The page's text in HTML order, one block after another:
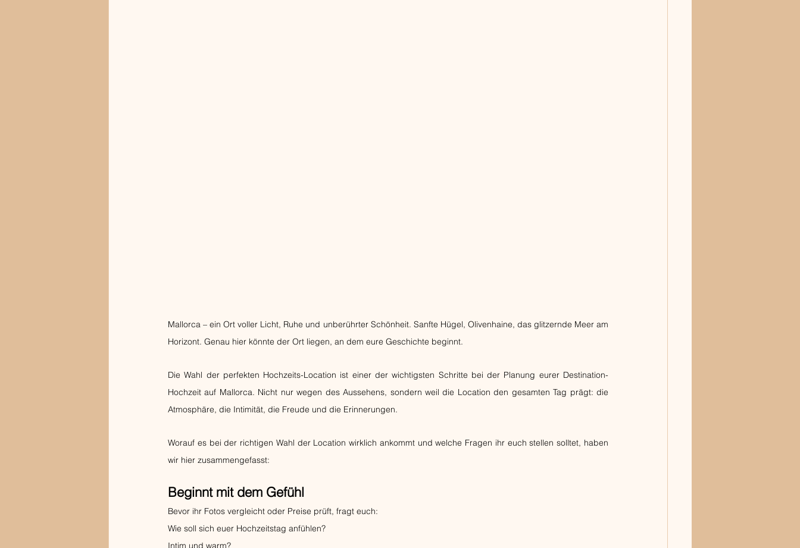
Mallorca – ein Ort voller Licht, Ruhe und unberührter Schönheit. Sanfte Hügel, Olivenhaine, das glitzernde Meer am
Horizont. Genau hier könnte der Ort liegen, an dem eure Geschichte beginnt.
Die Wahl der perfekten Hochzeits-Location ist einer der wichtigsten Schritte bei der Planung eurer Destination-
Hochzeit auf Mallorca. Nicht nur wegen des Aussehens, sondern weil die Location den gesamten Tag prägt: die
Atmosphäre, die Intimität, die Freude und die Erinnerungen.
Worauf es bei der richtigen Wahl der Location wirklich ankommt und welche Fragen ihr euch stellen solltet, haben
wir hier zusammengefasst:
Beginnt mit dem Gefühl
Bevor ihr Fotos vergleicht oder Preise prüft, fragt euch:
Wie soll sich euer Hochzeitstag anfühlen?
Intim und warm?